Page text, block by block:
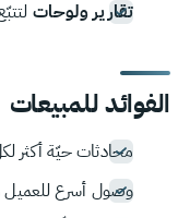
تقارير ولوحات
الفوائد للمبيعات
محادثات حيّة أكثر
وصول أسرع للعميل